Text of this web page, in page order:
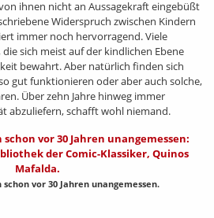
ihnen nicht an Aussagekraft eingebüßt
Widerspruch zwischen Kindern
immer noch hervorragend. Viele
sich meist auf der kindlichen Ebene
bewahrt. Aber natürlich finden sich
gut funktionieren oder aber auch solche,
Über zehn Jahre hinweg immer
abzuliefern, schafft wohl niemand.
schon vor 30 Jahren unangemessen.